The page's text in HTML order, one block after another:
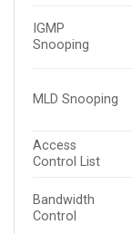
IGMP
Snooping
MLD Snooping
Access
Control List
Bandwidth
Control